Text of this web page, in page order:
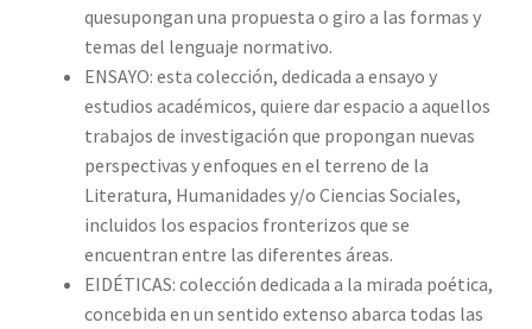
quesupongan una propuesta o giro a las formas y
temas del lenguaje normativo.
ENSAYO: esta colección, dedicada a ensayo y
estudios académicos, quiere dar espacio a aquellos
trabajos de investigación que propongan nuevas
perspectivas y enfoques en el terreno de la
Literatura, Humanidades y/o Ciencias Sociales,
incluidos los espacios fronterizos que se
encuentran entre las diferentes áreas.
EIDÉTICAS: colección dedicada a la mirada poética,
concebida en un sentido extenso abarca todas las